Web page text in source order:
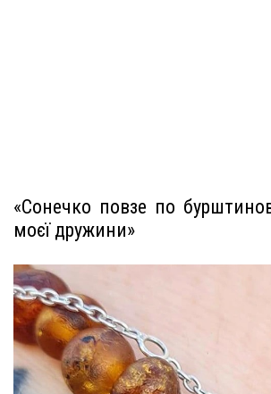
«Сонечко повзе по
моєї дружини»